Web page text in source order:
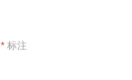
*标注